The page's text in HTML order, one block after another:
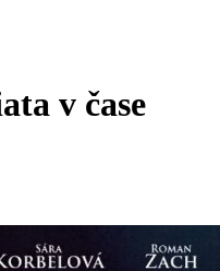
v čase